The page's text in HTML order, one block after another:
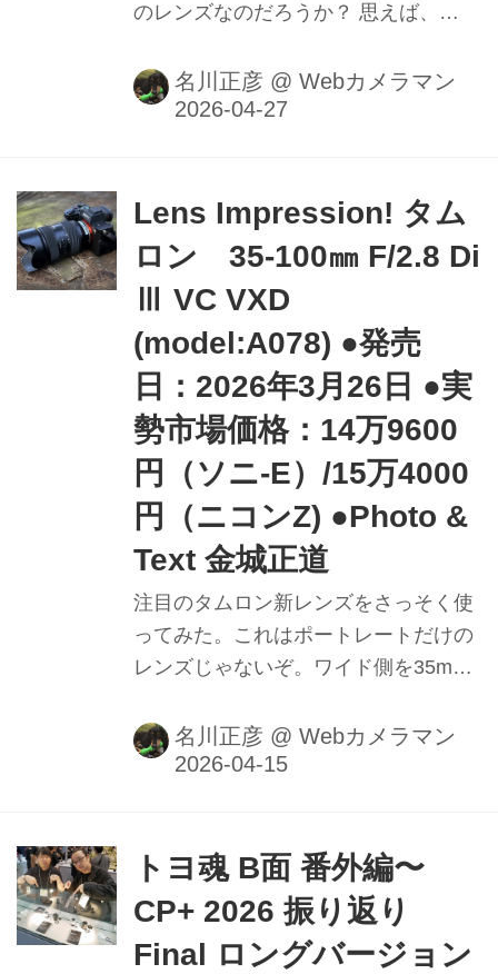
のレンズなのだろうか？ 思えば、
ゴリを発表した際の第一弾となったの
が35mm F1.4 DG HSM | Artであっ
2021年。それからさらに5年を経て完
F1.4 DG Ⅱ | Art である。
名川正彦 @ Webカメラマン
Lens Impression! タム
ロン 35-100㎜ F/2.8 Di
Ⅲ VC VXD
(model:A078) ●発売
日：2026年3月26日 ●実
勢市場価格：14万9600
円（ソニ-E）/15万4000
円（ニコンZ) ●Photo &
Text 金城正道
注目のタムロン新レンズをさっそく使
ってみた。これはポートレートだけの
レンズじゃないぞ。ワイド側を35mm
様は、標準ズームとして結構使いやす
かった。F2.8通しの大口径標準ズーム
だ、グルグルぼけは気になる。使いこ
なしにはワザがいるかも？
名川正彦 @ Webカメラマン
トヨ魂 B面 番外編〜
CP+ 2026 振り返り
Final ロングバージョン